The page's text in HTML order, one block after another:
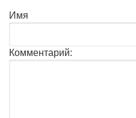
Имя
Комментарий: